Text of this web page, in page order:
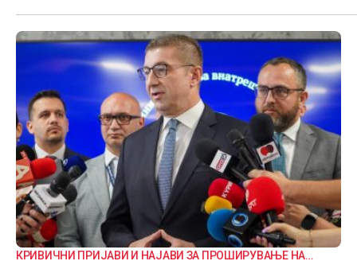
КРИВИЧНИ ПРИЈАВИ И НАЈАВИ ЗА ПРОШИРУВАЊЕ НА